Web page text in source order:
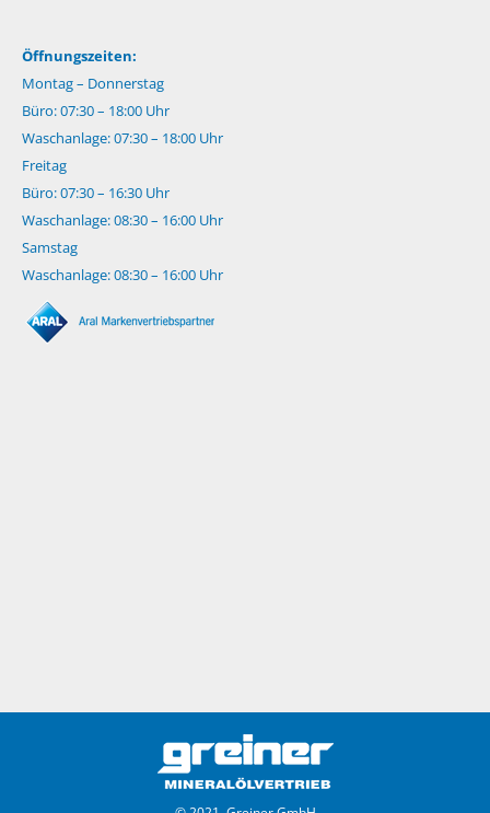
Öffnungszeiten:
Montag – Donnerstag
Büro: 07:30 – 18:00 Uhr
Waschanlage: 07:30 – 18:00 Uhr
Freitag
Büro: 07:30 – 16:30 Uhr
Waschanlage: 08:30 – 16:00 Uhr
Samstag
Waschanlage: 08:30 – 16:00 Uhr